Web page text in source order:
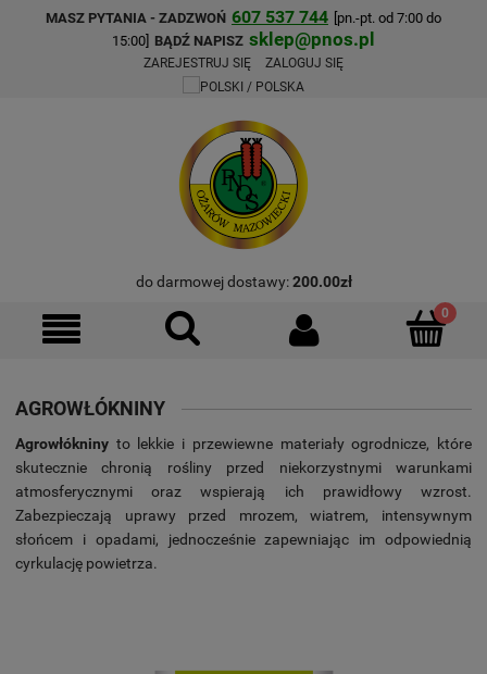
MASZ PYTANIA - ZADZWOŃ 607 537 744 [pn.-pt. od 7:00 do
15:00] BĄDŹ NAPISZ sklep@pnos.pl
ZAREJESTRUJ SIĘ ZALOGUJ SIĘ
do darmowej dostawy:200.00zł
AGROWŁÓKNINY
Agrowłókniny to lekkie i przewiewne materiały ogrodnicze, które
skutecznie chronią rośliny przed niekorzystnymi warunkami
atmosferycznymi oraz wspierają ich prawidłowy wzrost.
Zabezpieczają uprawy przed mrozem, wiatrem, intensywnym
słońcem i opadami, jednocześnie zapewniając im odpowiednią
cyrkulację powietrza.